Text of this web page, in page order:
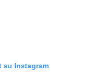
su Instagram